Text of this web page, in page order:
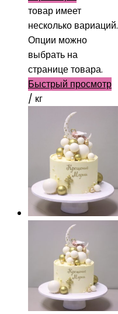
товар имеет
несколько вариаций.
Опции можно
выбрать на
странице товара.
Быстрый просмотр
/ кг